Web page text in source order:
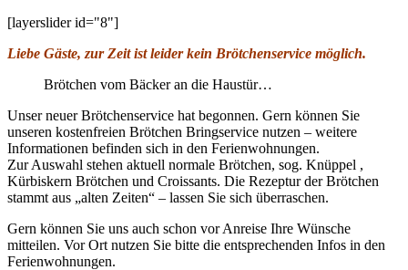
[layerslider id="8"]
Liebe Gäste, zur Zeit ist leider kein Brötchenservice möglich.
Brötchen vom Bäcker an die Haustür…
Unser neuer Brötchenservice hat begonnen. Gern können Sie
unseren kostenfreien Brötchen Bringservice nutzen – weitere
Informationen befinden sich in den Ferienwohnungen.
Zur Auswahl stehen aktuell normale Brötchen, sog. Knüppel ,
Kürbiskern Brötchen und Croissants. Die Rezeptur der Brötchen
stammt aus „alten Zeiten“ – lassen Sie sich überraschen.
Gern können Sie uns auch schon vor Anreise Ihre Wünsche
mitteilen. Vor Ort nutzen Sie bitte die entsprechenden Infos in den
Ferienwohnungen.